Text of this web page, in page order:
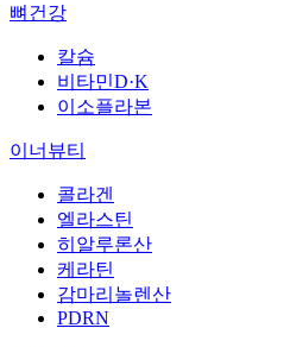
뼈건강
칼슘
비타민D·K
이소플라본
이너뷰티
콜라겐
엘라스틴
히알루론산
케라틴
감마리놀렌산
PDRN